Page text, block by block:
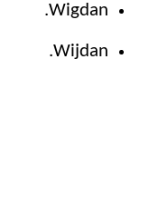
Wigdan.
Wijdan.